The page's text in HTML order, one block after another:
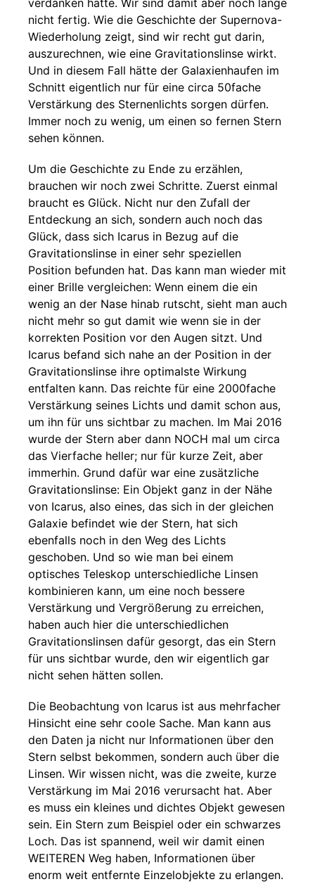
verdanken hatte. Wir sind damit aber noch lange
nicht fertig. Wie die Geschichte der Supernova-
Wiederholung zeigt, sind wir recht gut darin,
auszurechnen, wie eine Gravitationslinse wirkt.
Und in diesem Fall hätte der Galaxienhaufen im
Schnitt eigentlich nur für eine circa 50fache
Verstärkung des Sternenlichts sorgen dürfen.
Immer noch zu wenig, um einen so fernen Stern
sehen können.
Um die Geschichte zu Ende zu erzählen,
brauchen wir noch zwei Schritte. Zuerst einmal
braucht es Glück. Nicht nur den Zufall der
Entdeckung an sich, sondern auch noch das
Glück, dass sich Icarus in Bezug auf die
Gravitationslinse in einer sehr speziellen
Position befunden hat. Das kann man wieder mit
einer Brille vergleichen: Wenn einem die ein
wenig an der Nase hinab rutscht, sieht man auch
nicht mehr so gut damit wie wenn sie in der
korrekten Position vor den Augen sitzt. Und
Icarus befand sich nahe an der Position in der
Gravitationslinse ihre optimalste Wirkung
entfalten kann. Das reichte für eine 2000fache
Verstärkung seines Lichts und damit schon aus,
um ihn für uns sichtbar zu machen. Im Mai 2016
wurde der Stern aber dann NOCH mal um circa
das Vierfache heller; nur für kurze Zeit, aber
immerhin. Grund dafür war eine zusätzliche
Gravitationslinse: Ein Objekt ganz in der Nähe
von Icarus, also eines, das sich in der gleichen
Galaxie befindet wie der Stern, hat sich
ebenfalls noch in den Weg des Lichts
geschoben. Und so wie man bei einem
optisches Teleskop unterschiedliche Linsen
kombinieren kann, um eine noch bessere
Verstärkung und Vergrößerung zu erreichen,
haben auch hier die unterschiedlichen
Gravitationslinsen dafür gesorgt, das ein Stern
für uns sichtbar wurde, den wir eigentlich gar
nicht sehen hätten sollen.
Die Beobachtung von Icarus ist aus mehrfacher
Hinsicht eine sehr coole Sache. Man kann aus
den Daten ja nicht nur Informationen über den
Stern selbst bekommen, sondern auch über die
Linsen. Wir wissen nicht, was die zweite, kurze
Verstärkung im Mai 2016 verursacht hat. Aber
es muss ein kleines und dichtes Objekt gewesen
sein. Ein Stern zum Beispiel oder ein schwarzes
Loch. Das ist spannend, weil wir damit einen
WEITEREN Weg haben, Informationen über
enorm weit entfernte Einzelobjekte zu erlangen.